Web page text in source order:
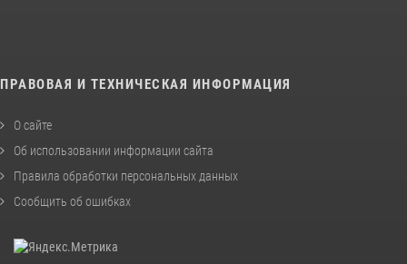
ПРАВОВАЯ И ТЕХНИЧЕСКАЯ ИНФОРМАЦИЯ
О сайте
Об использовании информации сайта
Правила обработки персональных данных
Сообщить об ошибках